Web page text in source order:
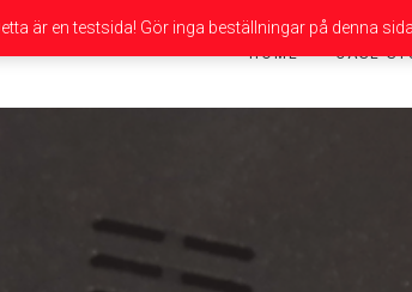
HOME CASE
är en testsida! Gör inga beställningar på denna